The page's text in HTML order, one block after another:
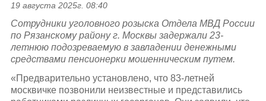
19 августа 2025г. 08:40
Сотрудники уголовного розыска Отдела МВД России
по Рязанскому району г. Москвы задержали 23-
летнюю подозреваемую в завладении денежными
средствами пенсионерки мошенническим путем.
«Предварительно установлено, что 83-летней
москвичке позвонили неизвестные и представились